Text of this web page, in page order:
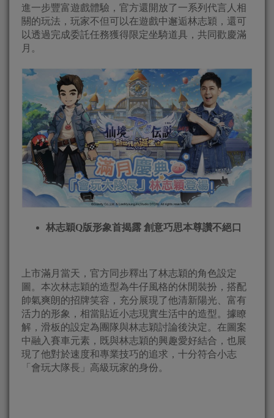
進一步豐富遊戲體驗，官方還開放了一系列代言人相
關的玩法，玩家不但可以在遊戲中邂逅林志穎，還可
以透過完成委託任務獲得限定坐騎道具，共同歡慶滿
月。
林志穎Q版形象首揭露 創意巧思本尊讚不絕口
上市滿月當天，官方同步釋出了林志穎的角色設定
圖。本次林志穎的造型為牛仔風格的休閒裝扮，搭配
帥氣爽朗的招牌笑容，充分展現了他清新陽光、富有
活力的形象，相當貼近小志現實生活中的造型。據瞭
解，滑板的設定為團隊與林志穎討論後決定。在圖案
中融入賽車元素，既與林志穎的興趣愛好結合，也展
現了他對於速度和專業技巧的追求，十分符合小志
「會玩大隊長」高級玩家的身份。